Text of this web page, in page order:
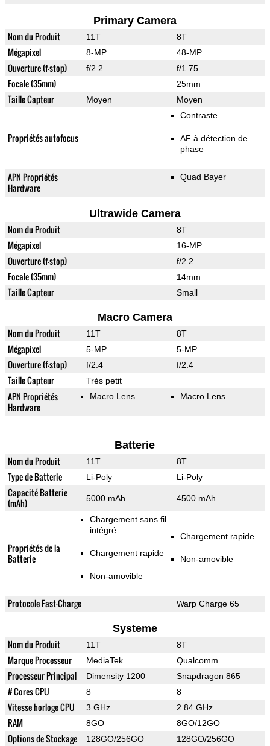
Primary Camera
Nom du Produit 11T 8T
Mégapixel 8-MP 48-MP
Ouverture (f-stop) f/2.2 f/1.75
Focale (35mm) 25mm
Taille Capteur Moyen Moyen
Propriétés autofocus
Contraste
AF à détection de
phase
APN Propriétés
Hardware
Quad Bayer
Ultrawide Camera
Nom du Produit 8T
Mégapixel 16-MP
Ouverture (f-stop) f/2.2
Focale (35mm) 14mm
Taille Capteur Small
Macro Camera
Nom du Produit 11T 8T
Mégapixel 5-MP 5-MP
Ouverture (f-stop) f/2.4 f/2.4
Taille Capteur Très petit
APN Propriétés
Hardware
Macro Lens Macro Lens
Batterie
Nom du Produit 11T 8T
Type de Batterie Li-Poly Li-Poly
Capacité Batterie
(mAh)
5000 mAh 4500 mAh
Propriétés de la
Batterie
Chargement sans fil
intégré
Chargement rapide
Non-amovible
Chargement rapide
Non-amovible
Protocole Fast-Charge Warp Charge 65
Systeme
Nom du Produit 11T 8T
Marque Processeur MediaTek Qualcomm
Processeur Principal Dimensity 1200 Snapdragon 865
# Cores CPU 8 8
Vitesse horloge CPU 3 GHz 2.84 GHz
RAM 8GO 8GO/12GO
Options de Stockage 128GO/256GO 128GO/256GO